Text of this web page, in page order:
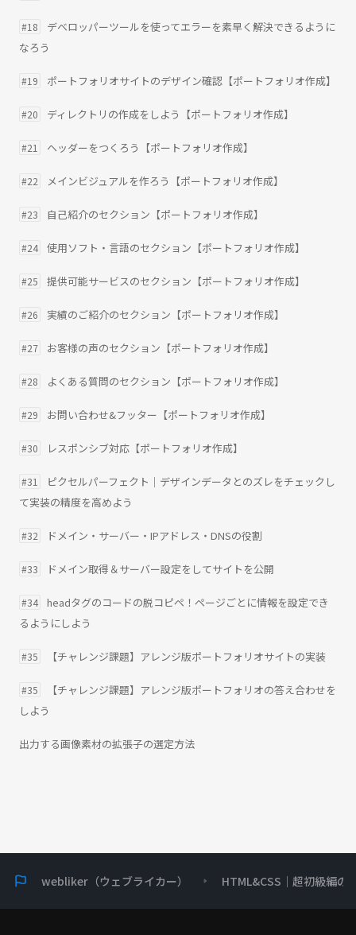
#18
デベロッパーツールを使ってエラーを素早く解決できるように
なろう
#19 ポートフォリオサイトのデザイン確認【ポートフォリオ作成】
#20 ディレクトリの作成をしよう【ポートフォリオ作成】
#21 ヘッダーをつくろう【ポートフォリオ作成】
#22 メインビジュアルを作ろう【ポートフォリオ作成】
#23 自己紹介のセクション【ポートフォリオ作成】
#24 使用ソフト・言語のセクション【ポートフォリオ作成】
#25 提供可能サービスのセクション【ポートフォリオ作成】
#26 実績のご紹介のセクション【ポートフォリオ作成】
#27 お客様の声のセクション【ポートフォリオ作成】
#28 よくある質問のセクション【ポートフォリオ作成】
#29 お問い合わせ&フッター【ポートフォリオ作成】
#30 レスポンシブ対応【ポートフォリオ作成】
#31
ピクセルパーフェクト｜デザインデータとのズレをチェックし
て実装の精度を高めよう
#32 ドメイン・サーバー・IPアドレス・DNSの役割
#33 ドメイン取得＆サーバー設定をしてサイトを公開
#34
headタグのコードの脱コピペ！ページごとに情報を設定でき
るようにしよう
#35 【チャレンジ課題】アレンジ版ポートフォリオサイトの実装
#35
【チャレンジ課題】アレンジ版ポートフォリオの答え合わせを
しよう
出力する画像素材の拡張子の選定方法
webliker（ウェブライカー） HTML&CSS｜超初級編の